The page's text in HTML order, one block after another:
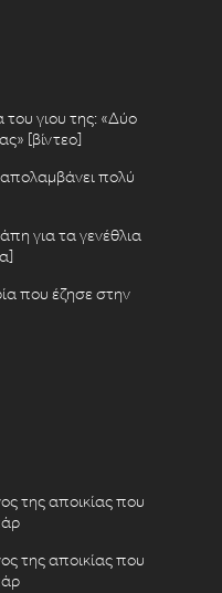
του γιου της: «Δύο
[βίντεο]
πολύ
για τα γενέθλια
που έζησε στην
της αποικίας που
της αποικίας που